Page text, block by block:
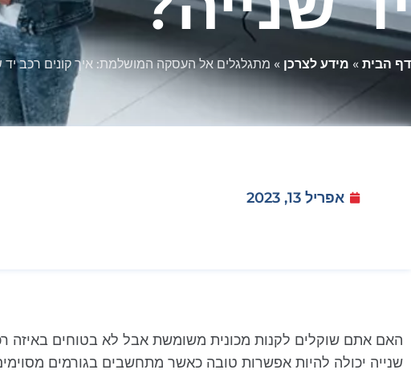
דף הבית » מידע לצרכן » מתגלגלים אל העסקה המושלמת: איך קונים רכב יד
אפריל 13, 2023
האם אתם שוקלים לקנות מכונית משומשת אבל לא בטוחים באיזה
שנייה יכולה להיות אפשרות טובה כאשר מתחשבים בגורמים